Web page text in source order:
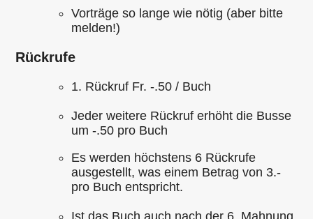
Vorträge so lange wie nötig (aber bitte
melden!)
Rückrufe
1. Rückruf Fr. -.50 / Buch
Jeder weitere Rückruf erhöht die Busse
um -.50 pro Buch
Es werden höchstens 6 Rückrufe
ausgestellt, was einem Betrag von 3.-
pro Buch entspricht.
Ist das Buch auch nach der 6. Mahnung